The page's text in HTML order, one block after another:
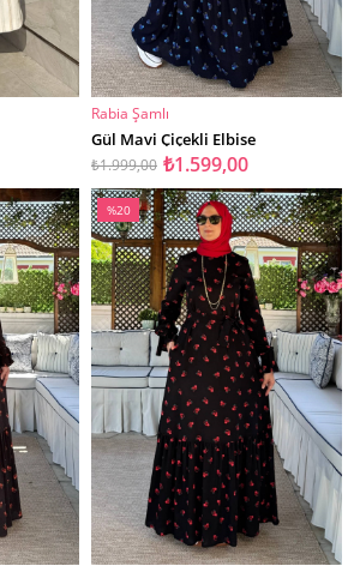
SEPETE EKLE
Rabia Şamlı
Gül Mavi Çiçekli Elbise
₺1.599,00
₺1.999,00
%20
İndirim
%20İndirim